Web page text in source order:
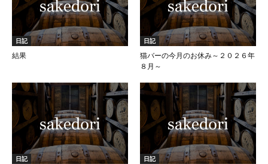
日記
結果
日記
猫バーの今月のお休み～２０２６年
８月～
日記
日記